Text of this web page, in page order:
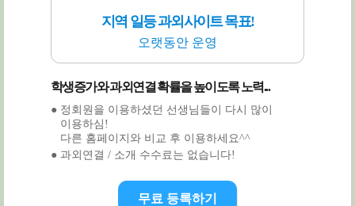
지역 일등 과외사이트 목표!
오랫동안 운영
학생증가와 과외연결 확률을 높이도록 노력...
● 정회원을 이용하셨던 선생님들이 다시 많이
이용하심!
다른 홈페이지와 비교 후 이용하세요^^
● 과외연결 / 소개 수수료는 없습니다!
무료 등록하기